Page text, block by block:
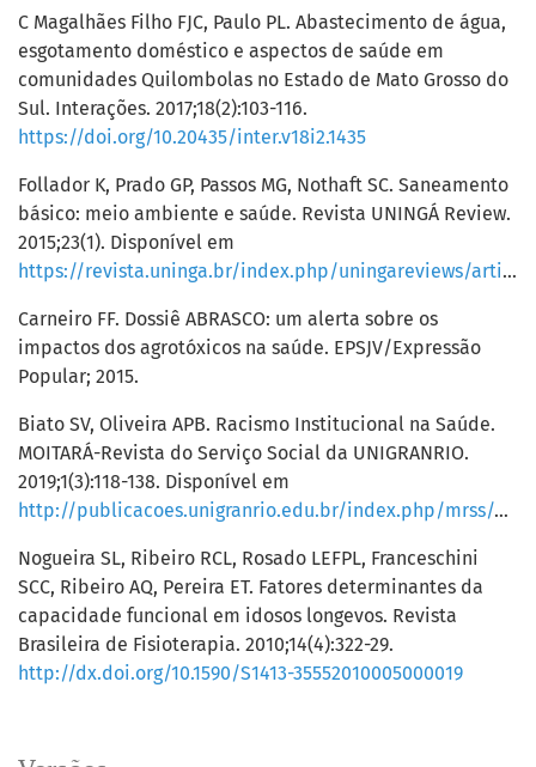
C Magalhães Filho FJC, Paulo PL. Abastecimento de água,
esgotamento doméstico e aspectos de saúde em
comunidades Quilombolas no Estado de Mato Grosso do
Sul. Interações. 2017;18(2):103-116.
https://doi.org/10.20435/inter.v18i2.1435
Follador K, Prado GP, Passos MG, Nothaft SC. Saneamento
básico: meio ambiente e saúde. Revista UNINGÁ Review.
2015;23(1). Disponível em
https://revista.uninga.br/index.php/uningareviews/article/view/1636
Carneiro FF. Dossiê ABRASCO: um alerta sobre os
impactos dos agrotóxicos na saúde. EPSJV/Expressão
Popular; 2015.
Biato SV, Oliveira APB. Racismo Institucional na Saúde.
MOITARÁ-Revista do Serviço Social da UNIGRANRIO.
2019;1(3):118-138. Disponível em
http://publicacoes.unigranrio.edu.br/index.php/mrss/article/view/5485/2935
Nogueira SL, Ribeiro RCL, Rosado LEFPL, Franceschini
SCC, Ribeiro AQ, Pereira ET. Fatores determinantes da
capacidade funcional em idosos longevos. Revista
Brasileira de Fisioterapia. 2010;14(4):322-29.
http://dx.doi.org/10.1590/S1413-35552010005000019